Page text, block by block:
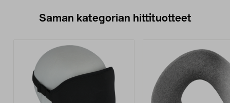
Saman kategorian hittituotteet